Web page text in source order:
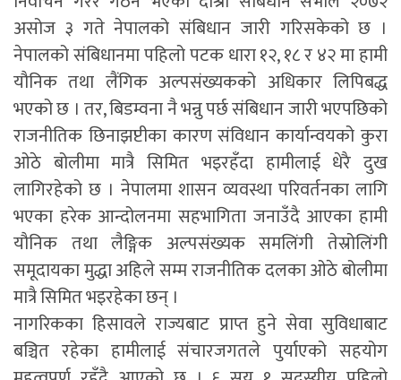
असोज ३ गते नेपालको संबिधान जारी गरिसकेको छ ।
नेपालको संबिधानमा पहिलो पटक धारा १२, १८ र ४२ मा हामी
यौनिक तथा लैंगिक अल्पसंख्यकको अधिकार लिपिबद्ध
भएको छ । तर, बिडम्वना नै भन्नु पर्छ संबिधान जारी भएपछिको
राजनीतिक छिनाझप्टीका कारण संविधान कार्यान्वयको कुरा
ओठे बोलीमा मात्रै सिमित भइरहँदा हामीलाई धेरै दुख
लागिरहेको छ । नेपालमा शासन व्यवस्था परिवर्तनका लागि
भएका हरेक आन्दोलनमा सहभागिता जनाउँदै आएका हामी
यौनिक तथा लैङ्गिक अल्पसंख्यक समलिंगी तेस्रोलिंगी
समूदायका मुद्धा अहिले सम्म राजनीतिक दलका ओठे बोलीमा
मात्रै सिमित भइरहेका छन् ।
नागरिकका हिसावले राज्यबाट प्राप्त हुने सेवा सुविधाबाट
बञ्चित रहेका हामीलाई संचारजगतले पुर्याएको सहयोग